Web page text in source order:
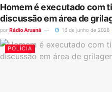
Homem é executado com
discussão em área de
por Rádio Aruanã 16 de junho de 2026
POLÍCIA